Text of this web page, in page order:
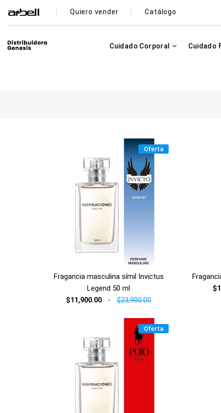
Quiero vender Catálogo
Cuidado Corporal Cuidado
Oferta
Fragancia masculina símil Invictus
Legend 50 ml
$11,900.00 - $23,900.00
Oferta